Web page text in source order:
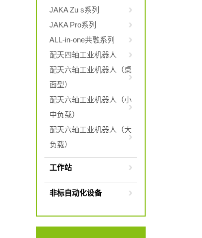
JAKA Zu s系列
JAKA Pro系列
ALL-in-one共融系列
配天四轴工业机器人
配天六轴工业机器人（桌
面型）
配天六轴工业机器人（小
中负载）
配天六轴工业机器人（大
负载）
工作站
非标自动化设备